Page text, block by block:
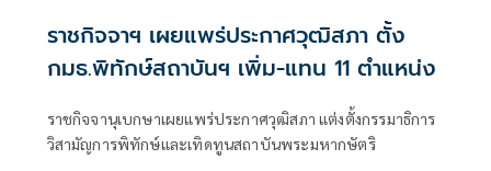
ราชกิจจาฯ เผยแพร่ประกาศวุฒิสภา ตั้ง
กมธ.พิทักษ์สถาบันฯ เพิ่ม-แทน 11 ตำแหน่ง
ราชกิจจานุเบกษาเผยแพร่ประกาศวุฒิสภา แต่งตั้งกรรมาธิการ
วิสามัญการพิทักษ์และเทิดทูนสถาบันพระมหากษัตริ